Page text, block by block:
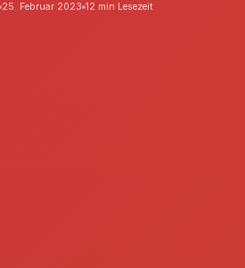
25. Februar 2023 12 min Lesezeit